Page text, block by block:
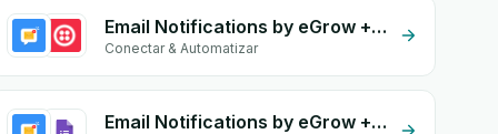
Email Notifications by eGrow + Twilio
Conectar & Automatizar
Email Notifications by eGrow + Google Form Integration